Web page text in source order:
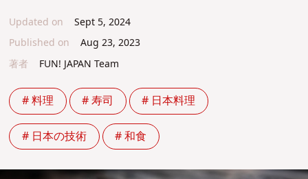
Updated on
Sept 5, 2024
Published on
Aug 23, 2023
著者
FUN! JAPAN Team
# 料理 # 寿司 # 日本料理
# 日本の技術 # 和食